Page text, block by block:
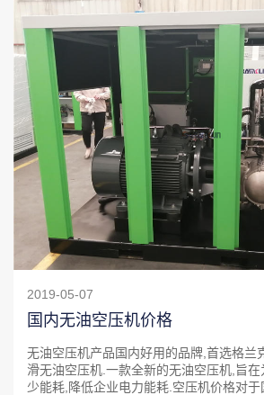
2019-05-07
国内无油空压机价格
无油空压机产品国内好用的品牌,首选格兰
滑无油空压机.一款全新的无油空压机,旨
少能耗,降低企业电力能耗.空压机价格对